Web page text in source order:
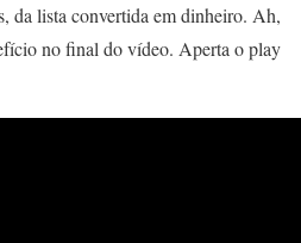
da lista convertida em dinheiro. Ah,
no final do vídeo. Aperta o play